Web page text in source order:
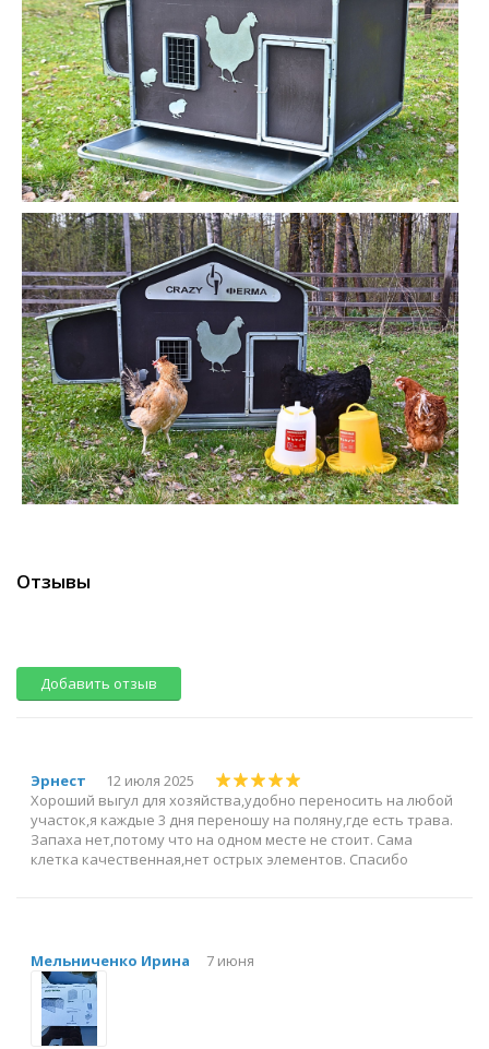
Отзывы
Добавить отзыв
Эрнест
12 июля 2025
Хороший выгул для хозяйства,удобно переносить на любой
участок,я каждые 3 дня переношу на поляну,где есть трава.
Запаха нет,потому что на одном месте не стоит. Сама
клетка качественная,нет острых элементов. Спасибо
Мельниченко Ирина 7 июня